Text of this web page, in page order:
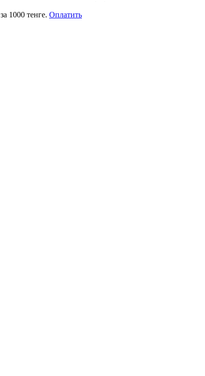
за 1000 тенге. Оплатить